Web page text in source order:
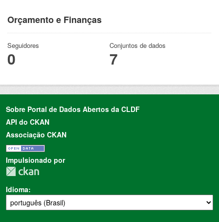
Orçamento e Finanças
Seguidores
0
Conjuntos de dados
7
Sobre Portal de Dados Abertos da CLDF
API do CKAN
Associação CKAN
Impulsionado por
Idioma